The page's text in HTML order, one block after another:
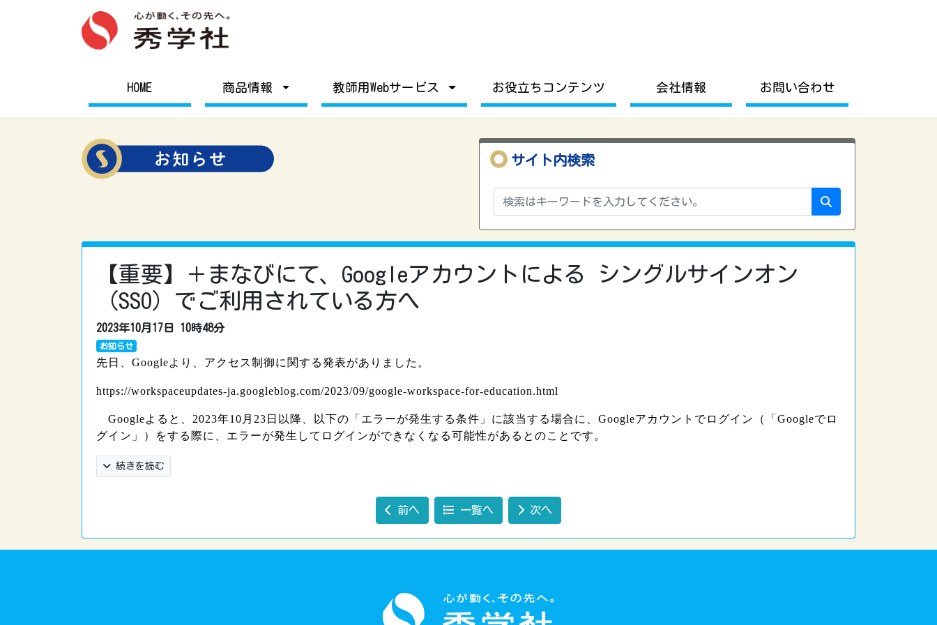
HOME 商品情報 教師用Webサービス お役立ちコンテンツ 会社情報 お問い合わせ
サイト内検索
【重要】＋まなびにて、Googleアカウントによる シングルサインオン
（SSO）でご利用されている方へ
2023年10月17日 10時48分
お知らせ
先日、Googleより、アクセス制御に関する発表がありました。
https://workspaceupdates-ja.googleblog.com/2023/09/google-workspace-for-education.html
Googleよると、2023年10月23日以降、以下の「エラーが発生する条件」に該当する場合に、Googleアカウントでログイン（「Googleでロ
グイン」）をする際に、エラーが発生してログインができなくなる可能性があるとのことです。
続きを読む
前へ 一覧へ 次へ